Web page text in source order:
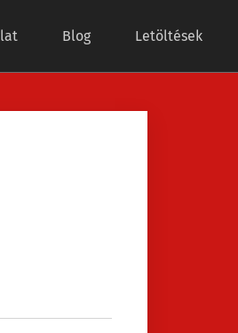
Blog Letöltések